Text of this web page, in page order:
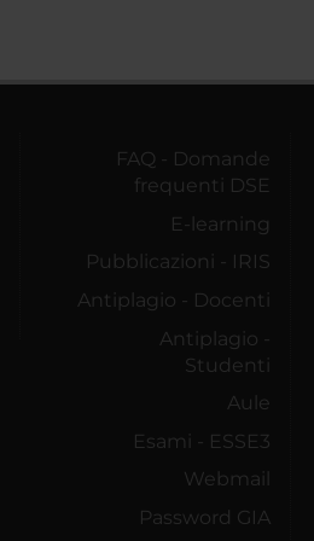
FAQ - Domande
frequenti DSE
E-learning
Pubblicazioni - IRIS
Antiplagio - Docenti
Antiplagio -
Studenti
Aule
Esami - ESSE3
Webmail
Password GIA